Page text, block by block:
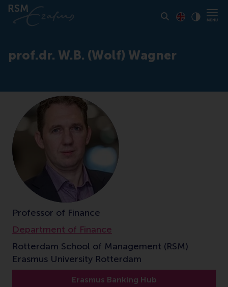
prof.dr. W.B. (Wolf) Wagner
Professor of Finance
Department of Finance
Rotterdam School of Management (RSM)
Erasmus University Rotterdam
Erasmus Banking Hub